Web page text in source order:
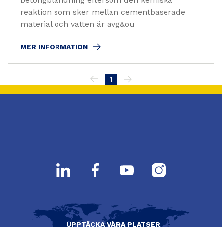
reaktion som sker mellan cementbaserade
material och vatten är avg&ou
MER INFORMATION
1
UPPTÄCKA VÅRA PLATSER